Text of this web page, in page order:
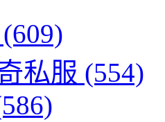
(609)
私服 (554)